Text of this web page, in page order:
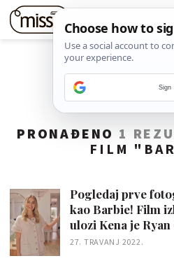
PRONAĐENO 1
FILM
Pogledaj prve
kao Barbie! Film
ulozi Kena je
27. TRAVANJ 2022.
Sign